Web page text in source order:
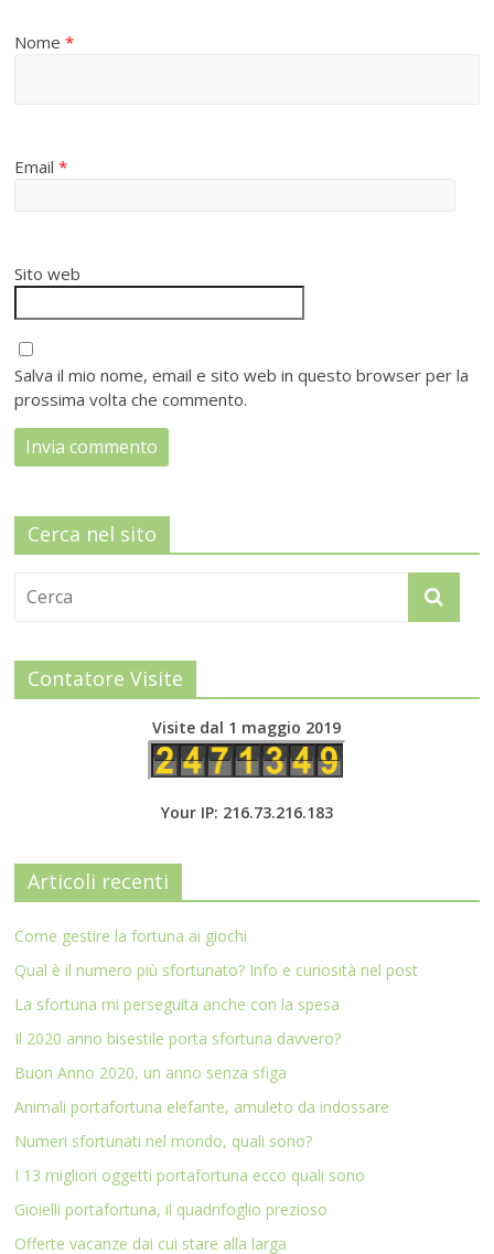
Nome*
Email*
Sito web
Salva il mio nome, email e sito web in questo browser per la
prossima volta che commento.
Cerca nel sito
Contatore Visite
Visite dal 1 maggio 2019
Your IP: 216.73.216.183
Articoli recenti
Come gestire la fortuna ai giochi
Qual è il numero più sfortunato? Info e curiosità nel post
La sfortuna mi perseguita anche con la spesa
Il 2020 anno bisestile porta sfortuna davvero?
Buon Anno 2020, un anno senza sfiga
Animali portafortuna elefante, amuleto da indossare
Numeri sfortunati nel mondo, quali sono?
I 13 migliori oggetti portafortuna ecco quali sono
Gioielli portafortuna, il quadrifoglio prezioso
Offerte vacanze dai cui stare alla larga